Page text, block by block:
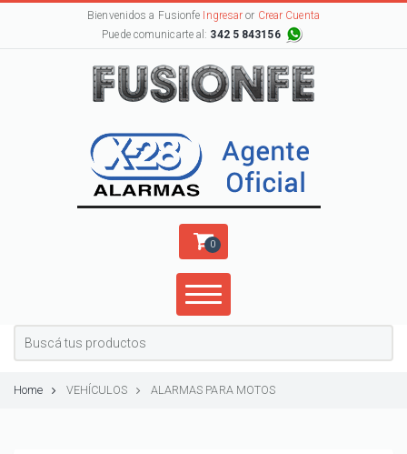
Bienvenidos a Fusionfe Ingresar or Crear Cuenta
Puede comunicarte al: 342 5 843156
0
Home VEHÍCULOS ALARMAS PARA MOTOS